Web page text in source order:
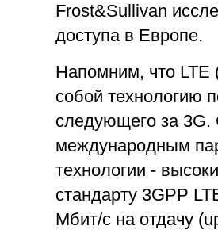
Frost&Sullivan
доступа в Европе.
Напомним, что LTE
собой технологию
следующего за 3G.
международным
технологии -
стандарту 3GPP
Мбит/с на отдачу